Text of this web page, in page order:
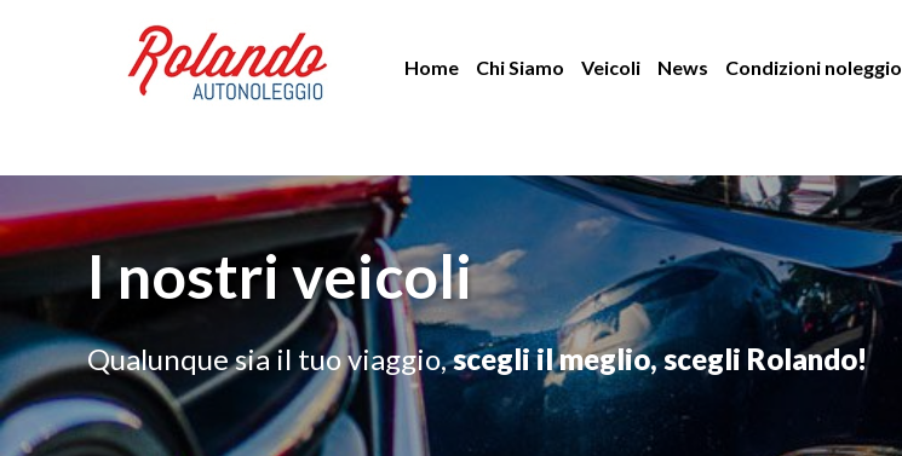
Home Chi Siamo Veicoli News Condizioni noleggio
I nostri veicoli
Qualunque sia il tuo viaggio,scegli il meglio, scegli Rolando!